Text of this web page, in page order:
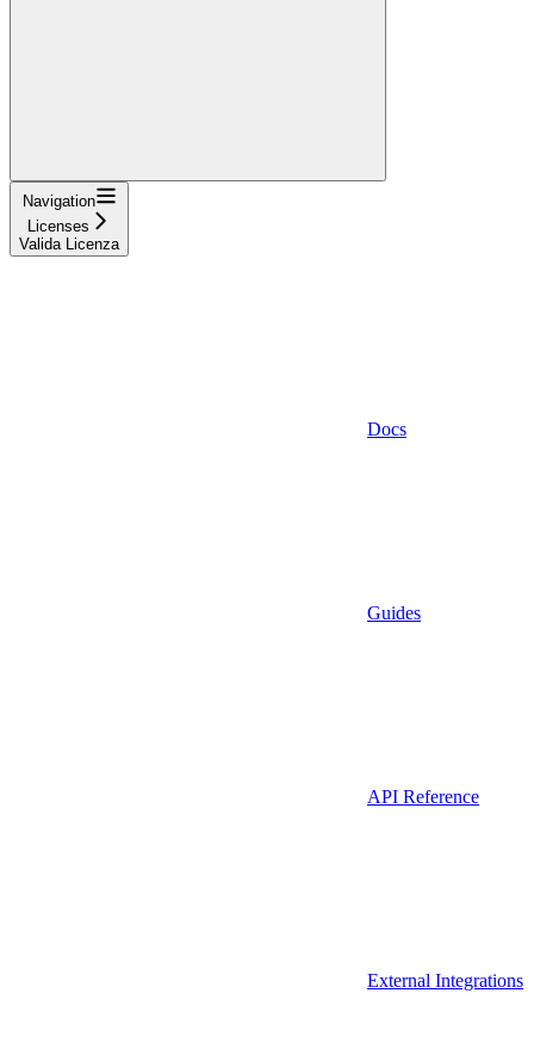
Navigation
Licenses
Valida Licenza
Docs
Guides
API Reference
External Integrations